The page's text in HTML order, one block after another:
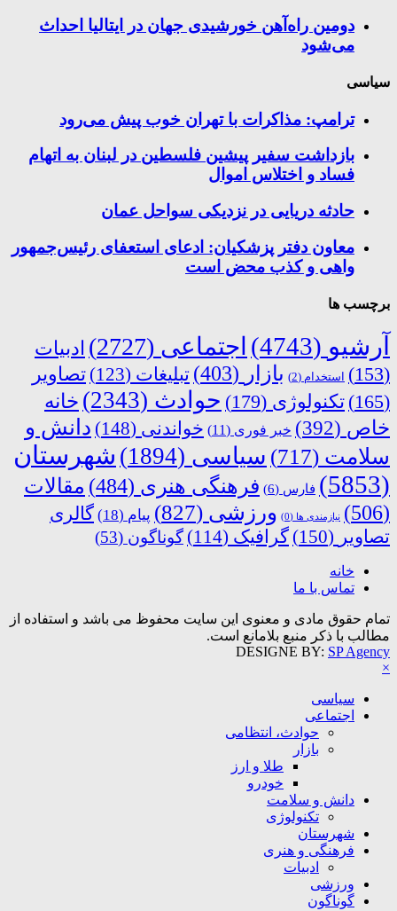
دومین راه‌آهن خورشیدی جهان در ایتالیا احداث
می‌شود
سیاسی
ترامپ: مذاکرات با تهران خوب پیش می‌رود
بازداشت سفیر پیشین فلسطین در لبنان به اتهام
فساد و اختلاس اموال
حادثه دریایی در نزدیکی سواحل عمان
معاون دفتر پزشکیان: ادعای استعفای رئیس‌جمهور
واهی و کذب محض است
برچسب ها
آرشیو (4743) اجتماعی (2727)
ادبیات
(153)
استخدام (2) بازار (403) تبلیغات (123)
تصاویر
(165)
تکنولوژی (179) حوادث (2343)
خانه
خاص (392) خبر فوری (11) خواندنی (148)
دانش و
سلامت (717) سیاسی (1894)
شهرستان
(5853)
فارس (6) فرهنگی هنری (484)
مقالات
(506)
نیازمندی ها (0) ورزشی (827) پیام (18)
گالری
تصاویر (150) گرافیک (114) گوناگون (53)
خانه
تماس با ما
تمام حقوق مادی و معنوی این سایت محفوظ می باشد و استفاده از
مطالب با ذکر منبع بلامانع است.
DESIGNE BY: SP Agency
×
سیاسی
اجتماعی
حوادث، انتظامی
بازار
طلا و ارز
خودرو
دانش و سلامت
تکنولوژی
شهرستان
فرهنگی و هنری
ادبیات
ورزشی
گوناگون